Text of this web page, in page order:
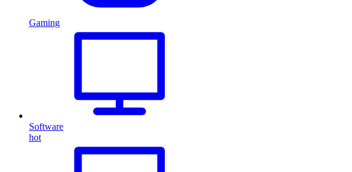
Gaming
Software
hot